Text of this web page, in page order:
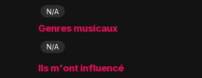
N/A
Genres musicaux
N/A
Ils m'ont influencé